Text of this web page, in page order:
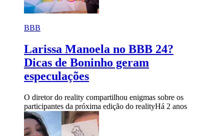
BBB
Larissa Manoela no BBB 24?
Dicas de Boninho geram
especulações
O diretor do reality compartilhou enigmas sobre os
participantes da próxima edição do realityHá 2 anos